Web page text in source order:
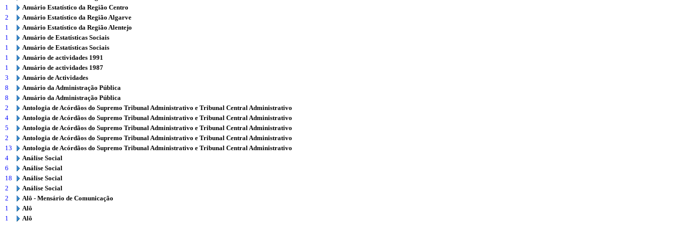
1
Anuário Estatístico da Região Centro
2
Anuário Estatístico da Região Algarve
1
Anuário Estatístico da Região Alentejo
1
Anuário de Estatísticas Sociais
1
Anuário de Estatísticas Sociais
1
Anuário de actividades 1991
1
Anuário de actividades 1987
3
Anuário de Actividades
8
Anuário da Administração Pública
8
Anuário da Administração Pública
2
Antologia de Acórdãos do Supremo Tribunal Administrativo e Tribunal Central Administrativo
4
Antologia de Acórdãos do Supremo Tribunal Administrativo e Tribunal Central Administrativo
5
Antologia de Acórdãos do Supremo Tribunal Administrativo e Tribunal Central Administrativo
2
Antologia de Acórdãos do Supremo Tribunal Administrativo e Tribunal Central Administrativo
13
Antologia de Acórdãos do Supremo Tribunal Administrativo e Tribunal Central Administrativo
4
Análise Social
6
Análise Social
18
Análise Social
2
Análise Social
2
Alô - Mensário de Comunicação
1
Alô
1
Alô